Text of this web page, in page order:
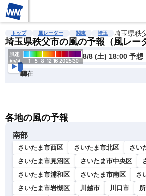
雨雲レーダー 台風情報 地震情報 警報
トップ 風レーダー 関東 埼玉 埼玉県秩
埼玉県秩父市の風の予報（風レー
8/8 (土) 18:00 予想
現在
6h
12
24
36
48
60
72
各地の風の予報
南部
さいたま市西区 さいたま市北区
さい
さいたま市見沼区
さいたま市中央区
さいたま市浦和区
さいたま市南区
さ
さいたま市岩槻区
川越市 川口市